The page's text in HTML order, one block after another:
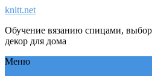
knitt.net
Обучение вязанию спицами,
декор для дома
Меню